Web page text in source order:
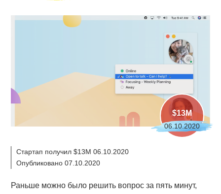
$13M
06.10.2020
Стартап получил $13M 06.10.2020
Опубликовано 07.10.2020
Раньше можно было решить вопрос за пять минут,